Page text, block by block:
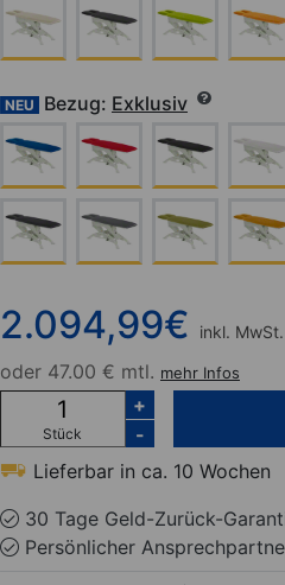
NEU Bezug: Exklusiv
2.094,99€ inkl. MwSt.
oder 47.00 € mtl. mehr Infos
Stück
+
-
Lieferbar in ca. 10 Wochen
30 Tage Geld-Zurück-
Persönlicher